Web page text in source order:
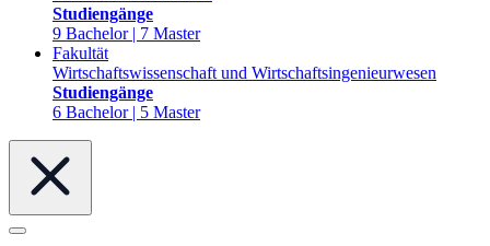
Studiengänge
9 Bachelor | 7 Master
Fakultät
Wirtschaftswissenschaft und Wirtschaftsingenieurwesen
Studiengänge
6 Bachelor | 5 Master